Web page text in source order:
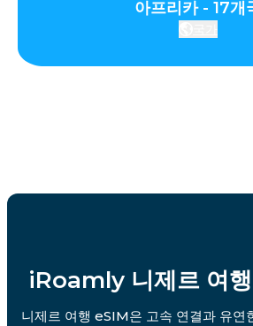
아프리카 - 17개
iRoamly 니제르 여
니제르 여행 eSIM은 고속 연결과 유연